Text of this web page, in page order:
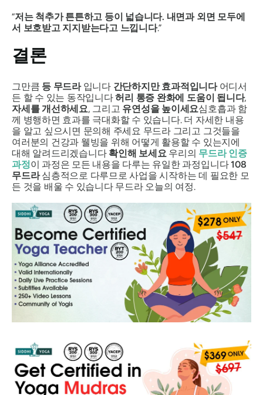
“저는 척추가 튼튼하고 등이 넓습니다. 내면과 외면 모두에
서 보호받고 지지받는다고 느낍니다.”
결론
그만큼 등무드라입니다 간단하지만 효과적입니다어디서
든 할 수 있는 동작입니다허리 통증 완화에 도움이 됩니다,
자세를 개선하세요, 그리고 유연성을 높이세요심호흡과 함
께 병행하면 효과를 극대화할 수 있습니다. 더 자세한 내용
을 알고 싶으시면 문의해 주세요 무드라그리고 그것들을
여러분의 건강과 웰빙을 위해 어떻게 활용할 수 있는지에
대해 알려드리겠습니다 확인해 보세요우리의 무드라인증
과정이 과정은 모든 내용을 다루는 유일한 과정입니다108
무드라심층적으로 다루므로 사업을 시작하는 데 필요한 모
든 것을 배울 수 있습니다 무드라오늘의 여정.